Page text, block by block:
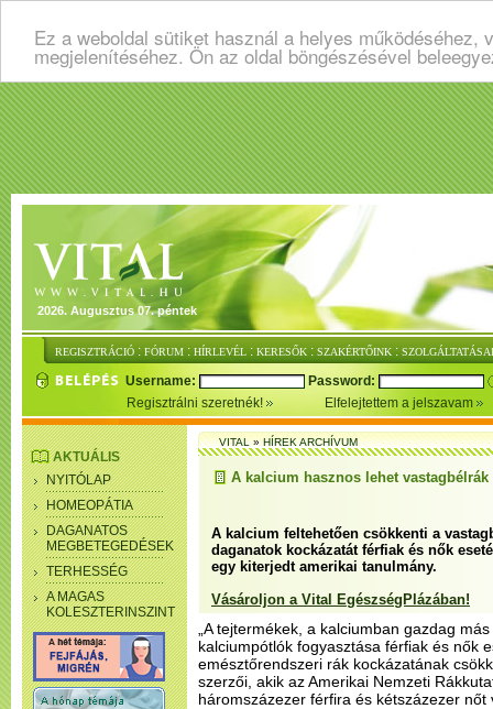
Ez a weboldal sütiket használ a helyes
megjelenítéséhez. Ön az oldal böngészésével
2026. Augusztus 07. péntek
REGISZTRÁCIÓ : FÓRUM : HÍRLEVÉL : KERESŐK : SZAKÉRTŐINK :
Username:
Password:
Regisztrálni szeretnék!
Elfelejtettem a jelszavam
AKTUÁLIS
NYITÓLAP
HOMEOPÁTIA
DAGANATOS
MEGBETEGEDÉSEK
TERHESSÉG
A MAGAS
KOLESZTERINSZINT
VITAL»HÍREK ARCHÍVUM
A kalcium hasznos lehet vastagbélrák
A kalcium feltehetően csökkenti a
daganatok kockázatát férfiak és nők
egy kiterjedt amerikai tanulmány.
Vásároljon a Vital EgészségPlázában!
„A tejtermékek, a kalciumban gazdag
kalciumpótlók fogyasztása férfiak és nők
emésztőrendszeri rák kockázatának
szerzői, akik az Amerikai Nemzeti
háromszázezer férfira és kétszázezer nőt